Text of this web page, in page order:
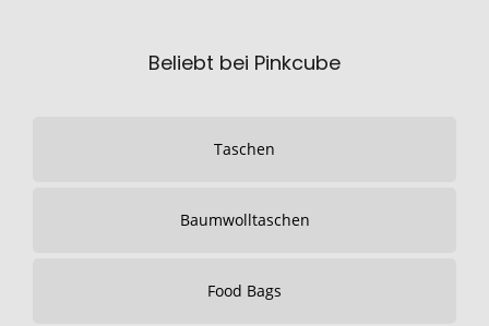
Beliebt bei Pinkcube
Taschen
Baumwolltaschen
Food Bags